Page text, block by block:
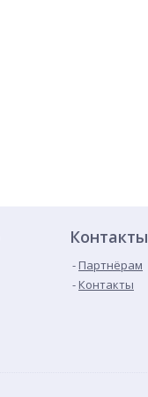
Контакты
Партнёрам
Контакты